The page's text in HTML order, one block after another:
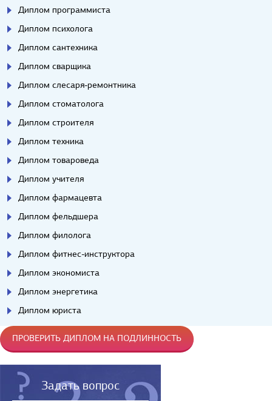
Диплом программиста
Диплом психолога
Диплом сантехника
Диплом сварщика
Диплом слесаря-ремонтника
Диплом стоматолога
Диплом строителя
Диплом техника
Диплом товароведа
Диплом учителя
Диплом фармацевта
Диплом фельдшера
Диплом филолога
Диплом фитнес-инструктора
Диплом экономиста
Диплом энергетика
Диплом юриста
ПРОВЕРИТЬ ДИПЛОМ НА ПОДЛИННОСТЬ
Задать вопрос